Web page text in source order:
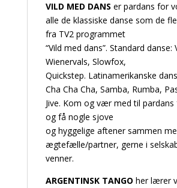
VILD MED DANS er pardans for
alle de klassiske danse som de
fra TV2 programmet
“Vild med dans”. Standard danse:
Wienervals, Slowfox,
Quickstep. Latinamerikanske
Cha Cha Cha, Samba, Rumba,
Jive. Kom og vær med til pardans
og få nogle sjove
og hyggelige aftener sammen
ægtefælle/partner, gerne i
venner.
ARGENTINSK TANGO her lærer